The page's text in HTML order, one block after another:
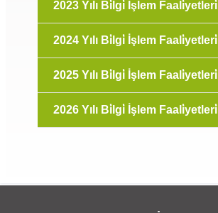
2023 Yılı Bi̇lgi̇ İşlem Faali̇yetleri̇
2024 Yılı Bi̇lgi̇ İşlem Faali̇yetleri̇
2025 Yılı Bi̇lgi̇ İşlem Faali̇yetleri̇
2026 Yılı Bi̇lgi̇ İşlem Faali̇yetleri̇